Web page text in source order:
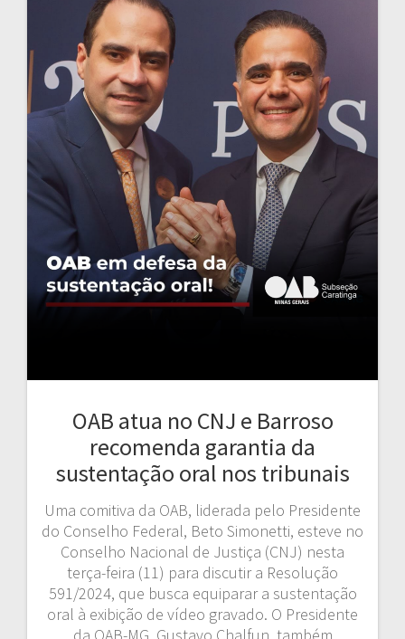
OAB atua no CNJ e Barroso
recomenda garantia da
sustentação oral nos tribunais
Uma comitiva da OAB, liderada pelo Presidente
do Conselho Federal, Beto Simonetti, esteve no
Conselho Nacional de Justiça (CNJ) nesta
terça-feira (11) para discutir a Resolução
591/2024, que busca equiparar a sustentação
oral à exibição de vídeo gravado. O Presidente
da OAB-MG, Gustavo Chalfun, também